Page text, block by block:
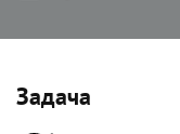
Задача